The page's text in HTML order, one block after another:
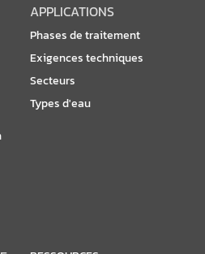
APPLICATIONS
Phases de traitement
Exigences techniques
Secteurs
Types d'eau